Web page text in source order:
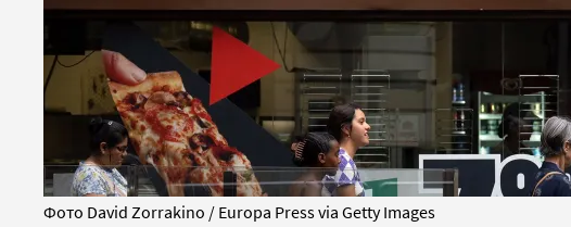
Фото David Zorrakino / Europa Press via Getty Images